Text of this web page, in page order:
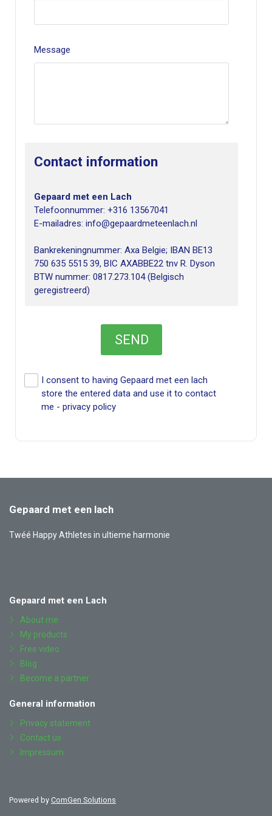
Gepaard met een lach
Twéé Happy Athletes in ultieme harmonie
Gepaard met een Lach
About me
My products
Free video
Blog
Become a partner
General information
Privacy statement
Contact us
Impressum
Powered by ComGen Solutions